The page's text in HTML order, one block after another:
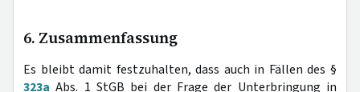
6. Zusammenfassung
Es bleibt damit festzuhalten, dass auch in Fällen des §
323a Abs. 1 StGB bei der Frage der Unterbringung in